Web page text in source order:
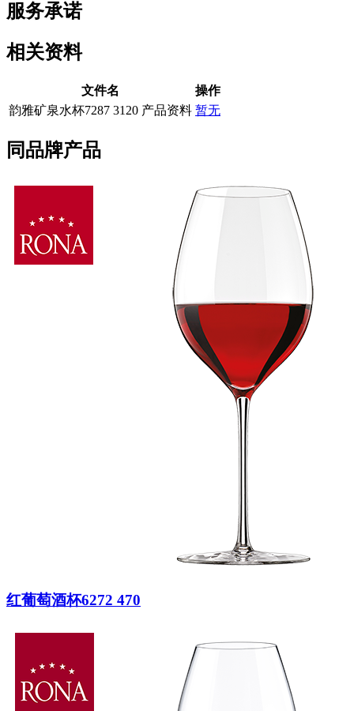
服务承诺
相关资料
文件名
操作
韵雅矿泉水杯7287 3120 产品资料 暂无
同品牌产品
红葡萄酒杯6272 470